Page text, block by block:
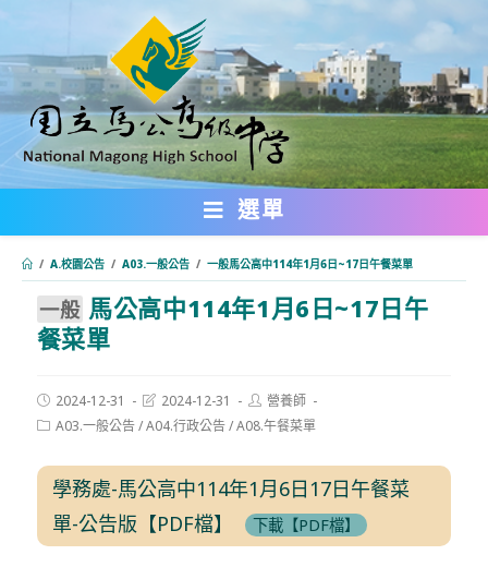
轉
主
要
內
選單
/ A.校園公告 / A03.一般公告 / ⼀般馬公高中114年1月6日~17日午餐菜單
⼀般 馬公高中114年1月6日~17日午
餐菜單
Post
published:
2024-12-31
Post
modified:
2024-12-31
Post
author:
營養師
PostA03.一般公告/A04.行政公告/A08.午餐菜單
學務處-馬公高中114年1月6日17日午餐菜
單-公告版【PDF檔】
下載【PDF檔】